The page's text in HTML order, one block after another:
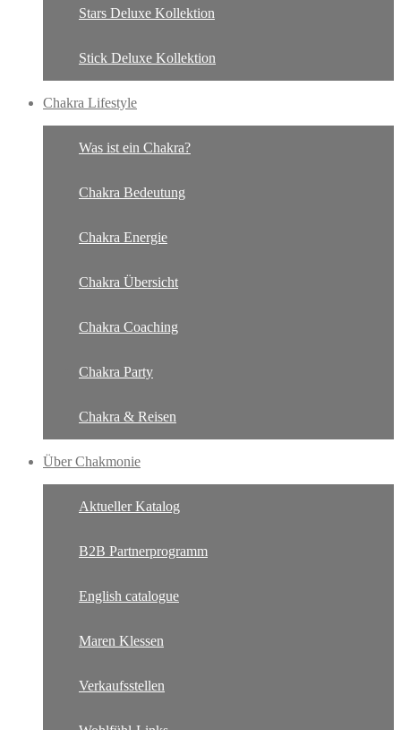
Stars Deluxe Kollektion
Stick Deluxe Kollektion
Chakra Lifestyle
Was ist ein Chakra?
Chakra Bedeutung
Chakra Energie
Chakra Übersicht
Chakra Coaching
Chakra Party
Chakra & Reisen
Über Chakmonie
Aktueller Katalog
B2B Partnerprogramm
English catalogue
Maren Klessen
Verkaufsstellen